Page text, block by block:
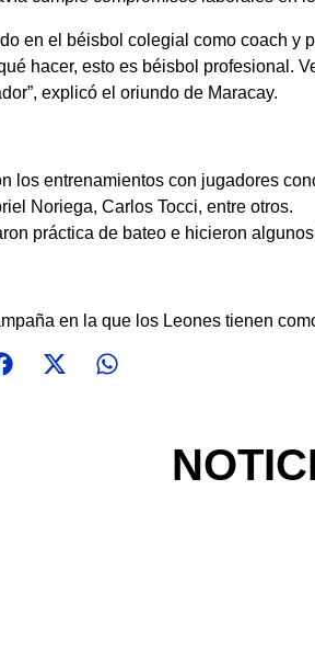
en el béisbol colegial como coach y
hacer, esto es béisbol profesional.
explicó el oriundo de Maracay.
los entrenamientos con jugadores
Noriega, Carlos Tocci, entre otros.
práctica de bateo e hicieron
en la que los Leones tienen